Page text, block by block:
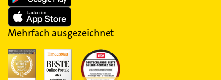
Mehrfach ausgezeichnet